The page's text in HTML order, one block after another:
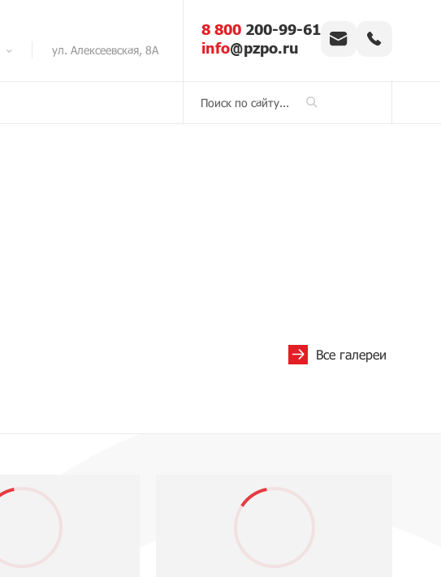
ул. Алексеевская, 8А
8 800 200-99-61
info@pzpo.ru
Все галереи